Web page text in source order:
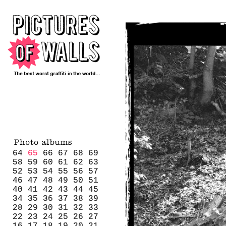
64 65 66 67 68
69
58
59 60 61 62
63
52
53 54 55 56
57
46
47 48 49 50
51
40
41 42 43 44
45
34
35 36 37 38
39
28
29 30 31 32
33
22
23 24 25 26
27
64 65 66 67 68
69
58
59 60 61 62
63
52
53 54 55 56
57
46
47 48 49 50
51
40
41 42 43 44
45
34
35 36 37 38
39
28
29 30 31 32
33
22
23 24 25 26
27